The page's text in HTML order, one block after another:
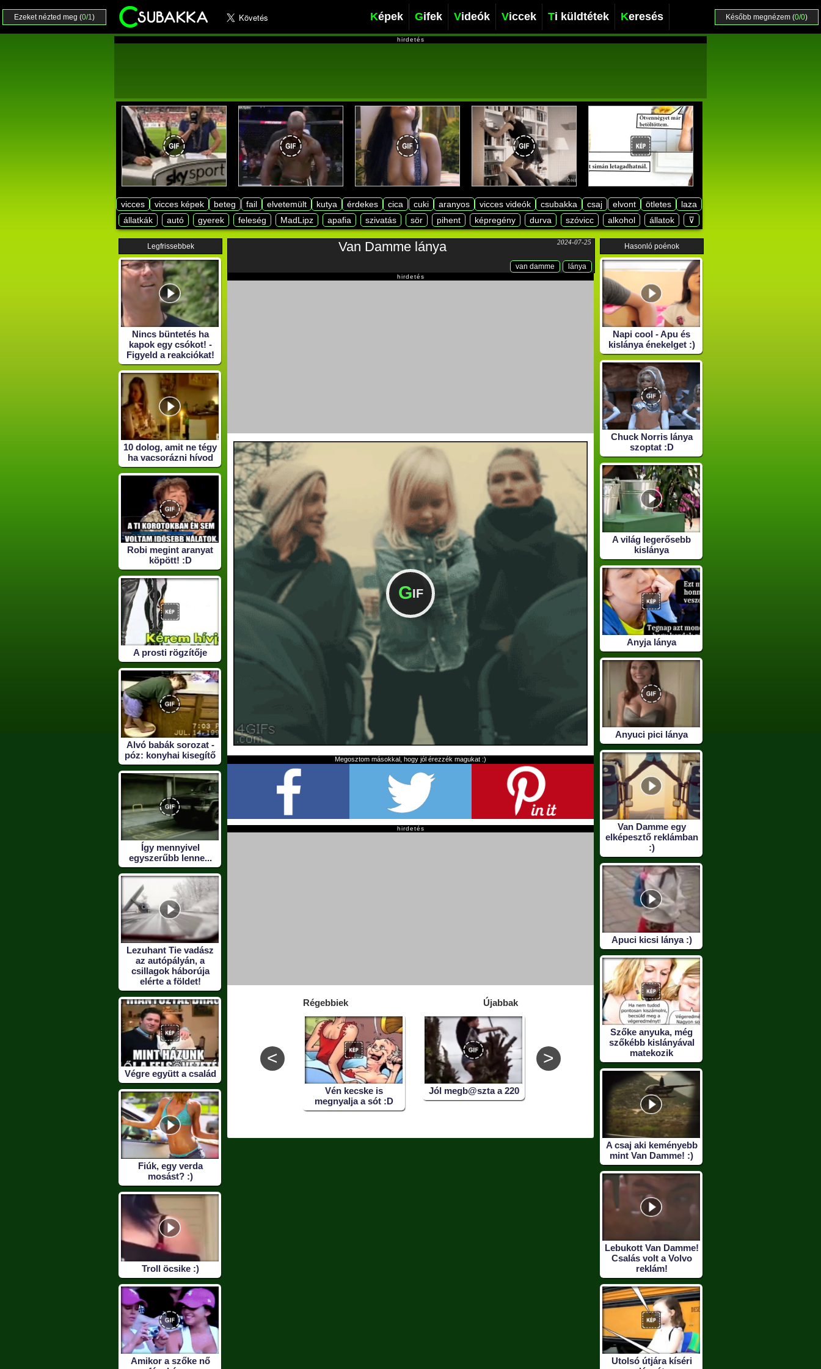
Ezeket nézted meg (0/1) Később megnézem (0/0)
Képek Gifek Videók Viccek Ti küldtétek Keresés
hirdetés
vicces vicces képek beteg fail elvetemült kutya érdekes cica cuki aranyos vicces videók csubakka csaj elvont ötletes
laza
állatkák
autó gyerek feleség MadLipz apafia szivatás sör pihent képregény durva szóvicc alkohol állatok ⊽
Legfrissebbek
Nincs büntetés ha
kapok egy csókot! -
Figyeld a reakciókat!
10 dolog, amit ne tégy
ha vacsorázni hívod
Robi megint aranyat
köpött! :D
A prosti rögzítője
Alvó babák sorozat -
póz: konyhai kisegítő
Így mennyivel
egyszerűbb lenne...
Lezuhant Tie vadász
az autópályán, a
csillagok háborúja
elérte a földet!
Végre együtt a család
Fiúk, egy verda
mosást? :)
Troll öcsike :)
Amikor a szőke nő
2024-07-25
Van Damme lánya
lánya
van damme
hirdetés
GIF
Megosztom másokkal, hogy jól érezzék magukat :)
hirdetés
<
Régebbiek Újabbak
Stoppos
Jól meg lett
mogyorózva :D
Vén kecske is
megnyalja a sót :D
Jól megb@szta a 220
Amikor egy nő kiakad
>
Hasonló poénok
Napi cool - Apu és
kislánya énekelget :)
Chuck Norris lánya
szoptat :D
A világ legerősebb
kislánya
Anyja lánya
Anyuci pici lánya
Van Damme egy
elképesztő reklámban
:)
Apuci kicsi lánya :)
Szőke anyuka, még
szőkébb kislányával
matekozik
A csaj aki keményebb
mint Van Damme! :)
Lebukott Van Damme!
Csalás volt a Volvo
reklám!
Utolsó útjára kíséri